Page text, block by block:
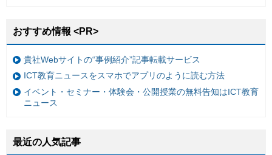
おすすめ情報 <PR>
貴社Webサイトの“事例紹介”記事転載サービス
ICT教育ニュースをスマホでアプリのように読む方法
イベント・セミナー・体験会・公開授業の無料告知はICT教育
ニュース
最近の人気記事